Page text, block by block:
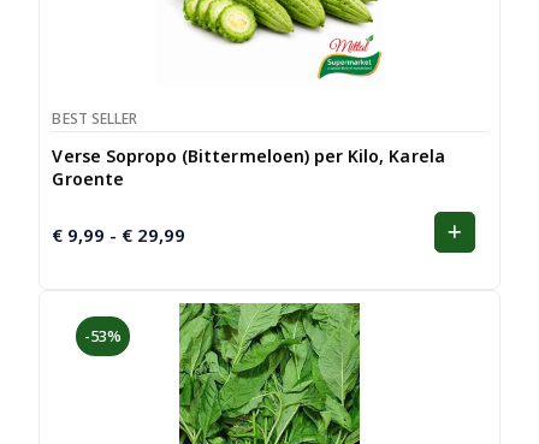
BEST SELLER
Verse Sopropo (Bittermeloen) per Kilo, Karela
Groente
€ 9,99 - € 29,99
€ 29,99
-53%